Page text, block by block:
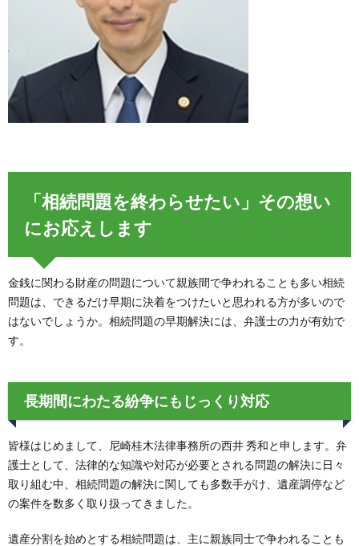
「相続問題を終わらせたい」その想い
にお応えします
金銭に関わる財産の問題について親族間で争われることも多い相続
問題は、できるだけ早期に決着をつけたいと思われる方が多いので
はないでしょうか。相続問題の早期解決には、弁護士の力が有効で
す。
長期間にわたる紛争にもじっくり対応
皆様はじめまして、尼崎桂木法律事務所の西井 秀和と申します。弁
護士として、法律的な知識や対応が必要とされる問題の解決に日々
取り組む中、相続問題の解決に関しても多数手がけ、遺産調停など
の案件を数多く取り扱ってきました。
遺産分割を始めとする相続問題は、主に親族同士で争われることも